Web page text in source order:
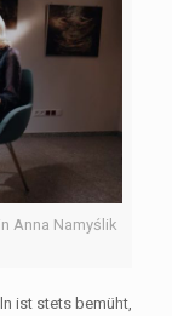
Anna Namyślik
ist stets bemüht,